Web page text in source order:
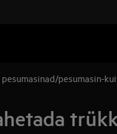
pesumasin-